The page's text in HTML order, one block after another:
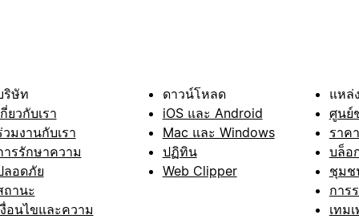
ริษัท
ยวกับเรา
วมงานกับเรา
ารรักษาความ
ลอดภัย
ถานะ
งื่อนไขและความ
ดาวน์โหลด
iOS และ Android
Mac และ Windows
ปฏิทิน
Web Clipper
แหล่
ศูนย์
ราคา
บล็อ
ชุมช
การ
เทม